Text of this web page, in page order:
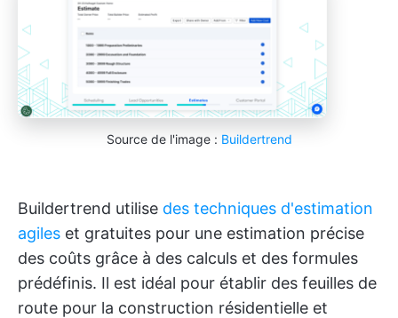
Source de l'image : Buildertrend
Buildertrend utilise des techniques d'estimation
agiles et gratuites pour une estimation précise
des coûts grâce à des calculs et des formules
prédéfinis. Il est idéal pour établir des feuilles de
route pour la construction résidentielle et